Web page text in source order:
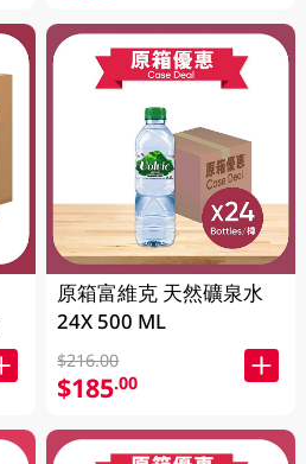
原箱富維克 天然礦泉水
24X 500 ML
$216.00
$185.00